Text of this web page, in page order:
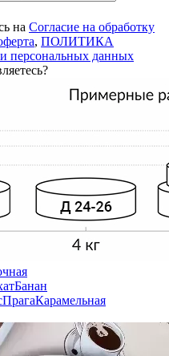
на Согласие на обработку
, ПОЛИТИКА
персональных данных
Банан
ПрагаКарамельная